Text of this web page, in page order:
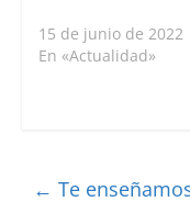
15 de junio de 2022
En «Actualidad»
← Te